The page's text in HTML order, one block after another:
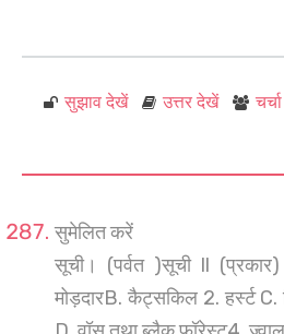
सुझाव देखें उत्तर देखें
सुमेलित करें
सूची। (पर्वत )सूची ll (प्रकार)
मोड़दारB. कैट्सकिल 2. हर्स्ट